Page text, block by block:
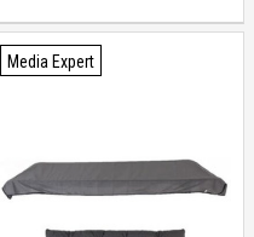
Media Expert